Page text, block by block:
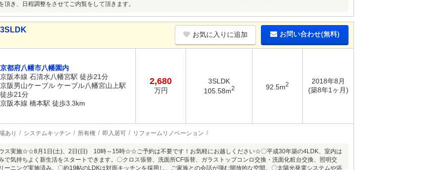
頂き、日程調整をさせてご内覧をして頂きます。
お気に入りに追加 お問い合わせ(無料)
京都府八幡市八幡園内
京阪本線 石清水八幡宮駅 徒歩21分
京阪男山ケーブル ケーブル八幡宮山上駅
徒歩21分
京阪本線 橋本駅 徒歩3.3km
2,680
万円
3SLDK
105.58m2 92.5m2
2018年8月
(築8年1ヶ月)
あり システムキッチン 所有権 即入居可 リフォームリノベーション
ス実施☆☆8月1日(土)、2日(日) 10時～15時☆☆ご予約は不要です！お気軽にお越しください☆〇平成30年築の4LDK、室内は
で気持ちよく新生活をスタートできます。〇クロス張替、洗面所CF張替、ガラストップコンロ交換・洗面化粧台交換、照明交
ーニング実施済み。〇約19帖のLDKは対面キッチンを採用し、ご家族との会話が弾む開放的な空間。〇太陽光発電システムや浴